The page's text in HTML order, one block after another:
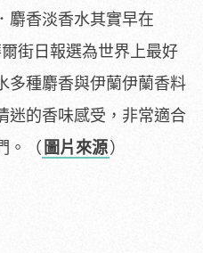
麝香淡香水其實早在
街日報選為世界上最好
多種麝香與伊蘭伊蘭香料
迷的香味感受，非常適合
。（ 圖片來源）